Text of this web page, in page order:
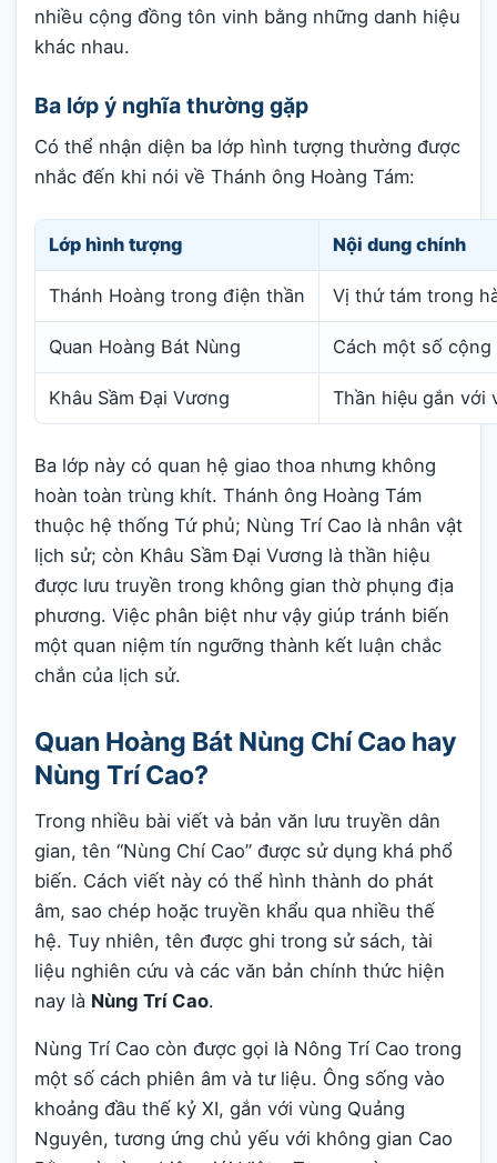
nhiều cộng đồng tôn vinh bằng những danh hiệu
khác nhau.
Ba lớp ý nghĩa thường gặp
Có thể nhận diện ba lớp hình tượng thường được
nhắc đến khi nói về Thánh ông Hoàng Tám:
Lớp hình tượng Nội dung chính
Thánh Hoàng trong điện thần Vị thứ tám trong
Quan Hoàng Bát Nùng Cách một số
Khâu Sầm Đại Vương Thần hiệu gắn với
Ba lớp này có quan hệ giao thoa nhưng không
hoàn toàn trùng khít. Thánh ông Hoàng Tám
thuộc hệ thống Tứ phủ; Nùng Trí Cao là nhân vật
lịch sử; còn Khâu Sầm Đại Vương là thần hiệu
được lưu truyền trong không gian thờ phụng địa
phương. Việc phân biệt như vậy giúp tránh biến
một quan niệm tín ngưỡng thành kết luận chắc
chắn của lịch sử.
Quan Hoàng Bát Nùng Chí Cao hay
Nùng Trí Cao?
Trong nhiều bài viết và bản văn lưu truyền dân
gian, tên “Nùng Chí Cao” được sử dụng khá phổ
biến. Cách viết này có thể hình thành do phát
âm, sao chép hoặc truyền khẩu qua nhiều thế
hệ. Tuy nhiên, tên được ghi trong sử sách, tài
liệu nghiên cứu và các văn bản chính thức hiện
nay là Nùng Trí Cao.
Nùng Trí Cao còn được gọi là Nông Trí Cao trong
một số cách phiên âm và tư liệu. Ông sống vào
khoảng đầu thế kỷ XI, gắn với vùng Quảng
Nguyên, tương ứng chủ yếu với không gian Cao